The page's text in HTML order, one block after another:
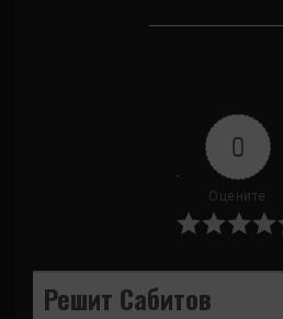
0
Оцените
Решит Сабитов